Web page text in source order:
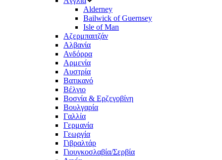
Αlderney
Bailwick of Guernsey
Isle of Man
Aζερμπαιτζάν
Αλβανία
Ανδόρρα
Αρμενία
Αυστρία
Βατικανό
Βέλγιο
Βοσνία & Ερζεγοβίνη
Βουλγαρία
Γαλλία
Γερμανία
Γεωργία
Γιβραλτάρ
Γιουγκοσλαβία/Σερβία